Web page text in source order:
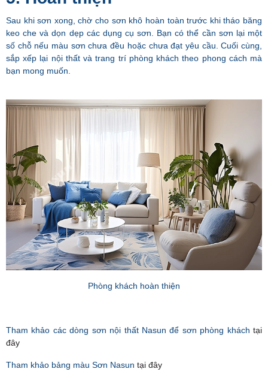
Sau khi sơn xong, chờ cho sơn khô hoàn toàn trước khi tháo băng
keo che và dọn dẹp các dụng cụ sơn. Bạn có thể cần sơn lại một
số chỗ nếu màu sơn chưa đều hoặc chưa đạt yêu cầu. Cuối cùng,
sắp xếp lại nội thất và trang trí phòng khách theo phong cách mà
bạn mong muốn.
Phòng khách hoàn thiện
Tham khảo các dòng sơn nội thất Nasun để sơn phòng khách tại
đây
Tham khảo bảng màu Sơn Nasun tại đây